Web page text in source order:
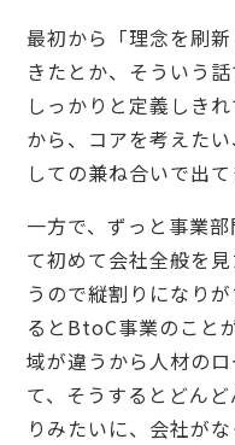
最初から「理念を刷
きたとか、そういう
しっかりと定義しき
から、コアを考えた
しての兼ね合いで出て
一方で、ずっと事業
て初めて会社全般を
うので縦割りになり
るとBtoC事業のこと
域が違うから人材の
て、そうするとどん
りみたいに、会社が